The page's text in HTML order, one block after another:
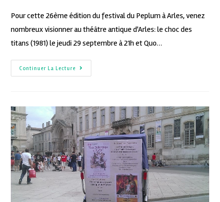
Pour cette 26ème édition du festival du Peplum à Arles, venez
nombreux visionner au théâtre antique d'Arles: le choc des
titans (1981) le jeudi 29 septembre à 21h et Quo…
Continuer La Lecture